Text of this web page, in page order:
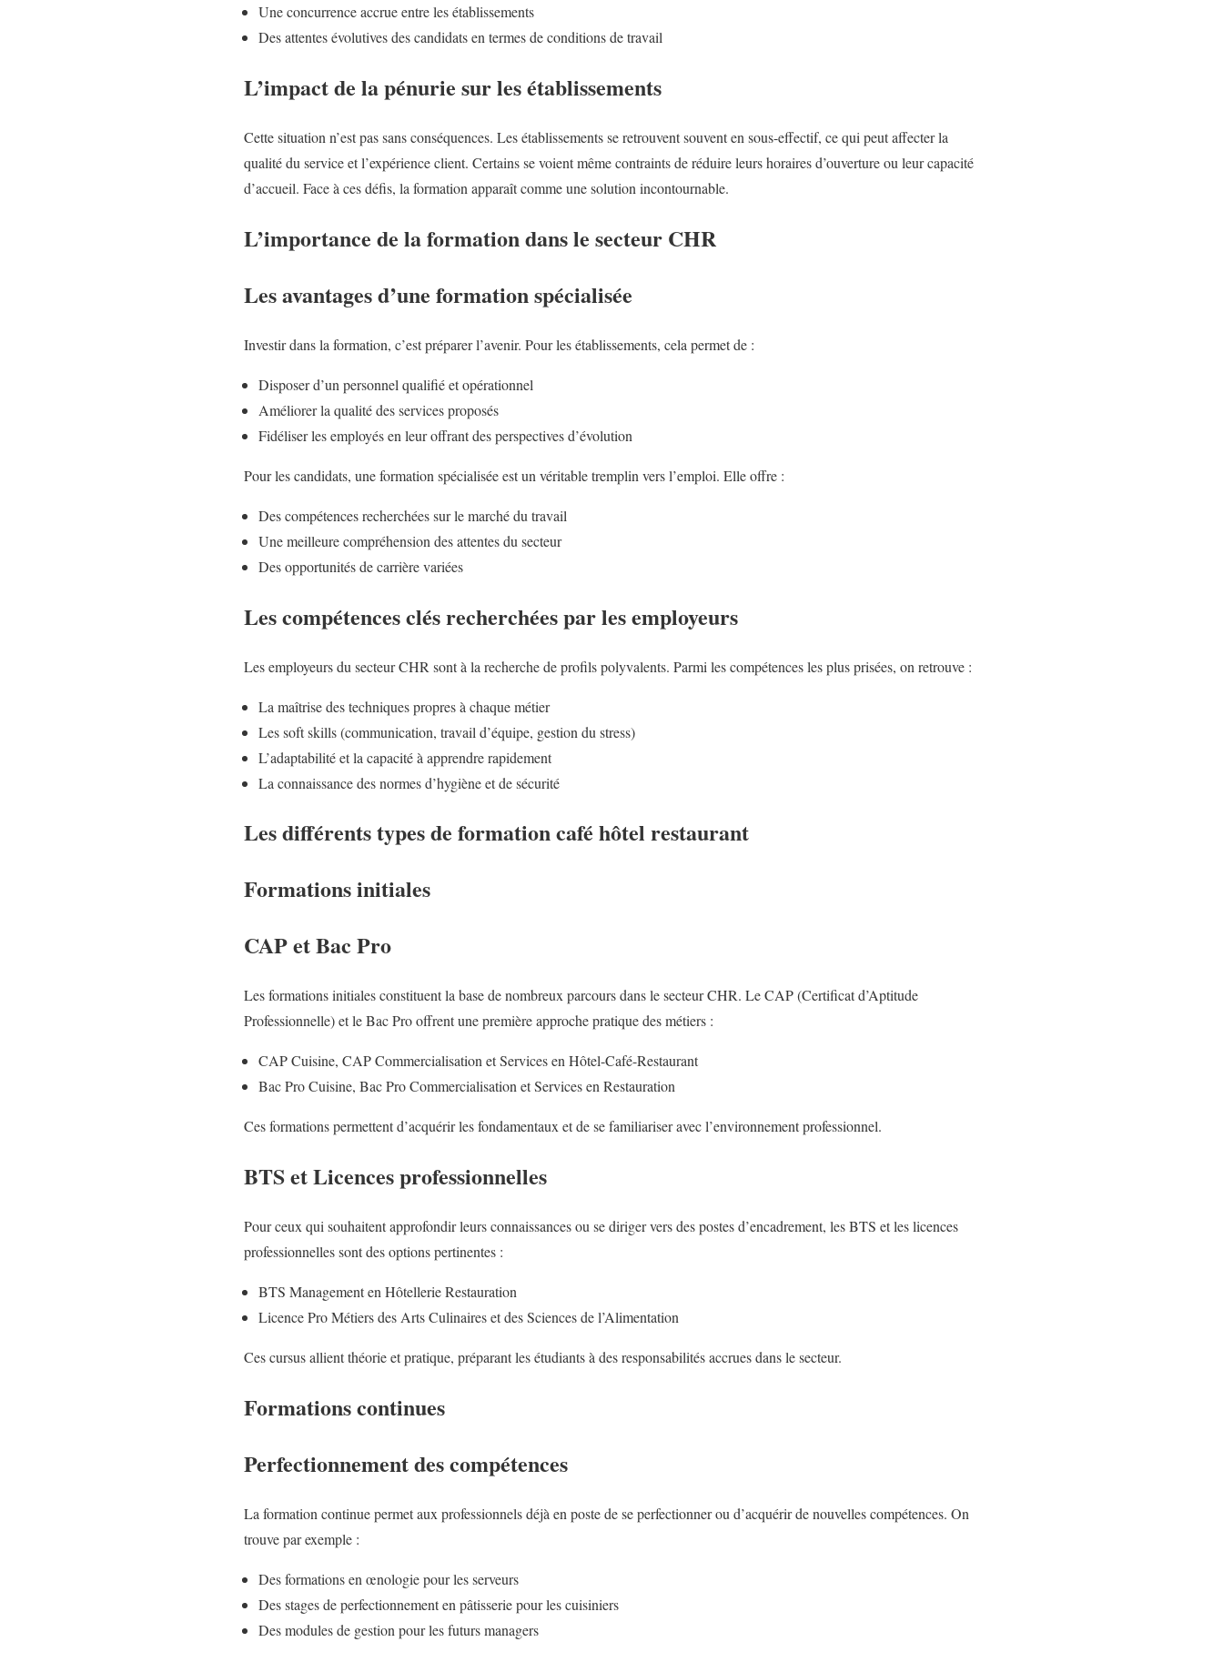
Une concurrence accrue entre les établissements
Des attentes évolutives des candidats en termes de conditions de travail
L’impact de la pénurie sur les établissements
Cette situation n’est pas sans conséquences. Les établissements se retrouvent souvent en sous-effectif, ce qui peut affecter la
qualité du service et l’expérience client. Certains se voient même contraints de réduire leurs horaires d’ouverture ou leur capacité
d’accueil. Face à ces défis, la formation apparaît comme une solution incontournable.
L’importance de la formation dans le secteur CHR
Les avantages d’une formation spécialisée
Investir dans la formation, c’est préparer l’avenir. Pour les établissements, cela permet de :
Disposer d’un personnel qualifié et opérationnel
Améliorer la qualité des services proposés
Fidéliser les employés en leur offrant des perspectives d’évolution
Pour les candidats, une formation spécialisée est un véritable tremplin vers l’emploi. Elle offre :
Des compétences recherchées sur le marché du travail
Une meilleure compréhension des attentes du secteur
Des opportunités de carrière variées
Les compétences clés recherchées par les employeurs
Les employeurs du secteur CHR sont à la recherche de profils polyvalents. Parmi les compétences les plus prisées, on retrouve :
La maîtrise des techniques propres à chaque métier
Les soft skills (communication, travail d’équipe, gestion du stress)
L’adaptabilité et la capacité à apprendre rapidement
La connaissance des normes d’hygiène et de sécurité
Les différents types de formation café hôtel restaurant
Formations initiales
CAP et Bac Pro
Les formations initiales constituent la base de nombreux parcours dans le secteur CHR. Le CAP (Certificat d’Aptitude
Professionnelle) et le Bac Pro offrent une première approche pratique des métiers :
CAP Cuisine, CAP Commercialisation et Services en Hôtel-Café-Restaurant
Bac Pro Cuisine, Bac Pro Commercialisation et Services en Restauration
Ces formations permettent d’acquérir les fondamentaux et de se familiariser avec l’environnement professionnel.
BTS et Licences professionnelles
Pour ceux qui souhaitent approfondir leurs connaissances ou se diriger vers des postes d’encadrement, les BTS et les licences
professionnelles sont des options pertinentes :
BTS Management en Hôtellerie Restauration
Licence Pro Métiers des Arts Culinaires et des Sciences de l’Alimentation
Ces cursus allient théorie et pratique, préparant les étudiants à des responsabilités accrues dans le secteur.
Formations continues
Perfectionnement des compétences
La formation continue permet aux professionnels déjà en poste de se perfectionner ou d’acquérir de nouvelles compétences. On
trouve par exemple :
Des formations en œnologie pour les serveurs
Des stages de perfectionnement en pâtisserie pour les cuisiniers
Des modules de gestion pour les futurs managers